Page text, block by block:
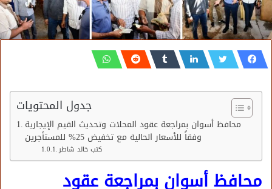
جدول المحتويات
محافظ أسوان بمراجعة عقود المحلات وتحديث القيم الإيجارية
وفقاً للأسعار الحالية مع تخفيض 25% للمستأجرين
كتب خالد شاطر
محافظ أسوان بمراجعة عقود